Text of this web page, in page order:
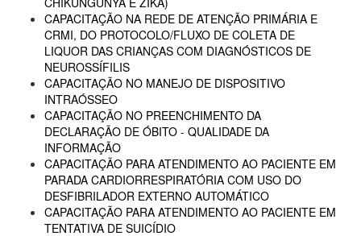
CAPACITAÇÃO NA REDE DE ATENÇÃO PRIMÁRIA E
CRMI, DO PROTOCOLO/FLUXO DE COLETA DE
LIQUOR DAS CRIANÇAS COM DIAGNÓSTICOS DE
NEUROSSÍFILIS
CAPACITAÇÃO NO MANEJO DE DISPOSITIVO
INTRAÓSSEO
CAPACITAÇÃO NO PREENCHIMENTO DA
DECLARAÇÃO DE ÓBITO - QUALIDADE DA
INFORMAÇÃO
CAPACITAÇÃO PARA ATENDIMENTO AO PACIENTE EM
PARADA CARDIORRESPIRATÓRIA COM USO DO
DESFIBRILADOR EXTERNO AUTOMÁTICO
CAPACITAÇÃO PARA ATENDIMENTO AO PACIENTE EM
TENTATIVA DE SUICÍDIO